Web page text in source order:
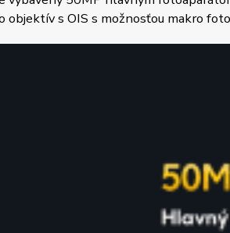
objektív s OIS s možnosťou makro